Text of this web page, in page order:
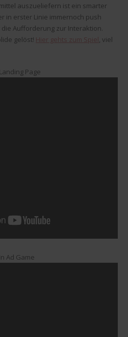
auszueliefern ist ein smarter
in erster Linie immernoch push
Aufforderung zur Interaktion.
gelöst! Hier gehts zum Spiel, viel
Page
Ad Game